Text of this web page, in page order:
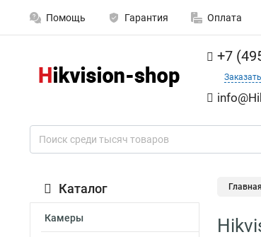
Помощь Гарантия Оплата
+7
Каталог
Камеры
Главная